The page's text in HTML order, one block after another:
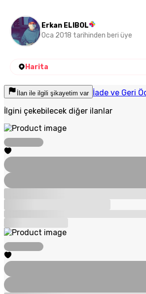
Erkan ELIBOL
Oca 2018 tarihinden beri üye
Harita
İlan ile ilgili şikayetim var İade ve Geri
İlgini çekebilecek diğer ilanlar